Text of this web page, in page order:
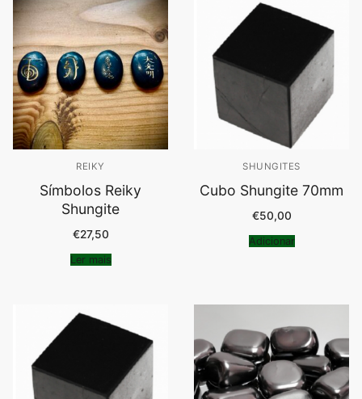
REIKY
Símbolos Reiky
Shungite
€27,50
Ler mais
SHUNGITES
Cubo Shungite 70mm
€50,00
Adicionar